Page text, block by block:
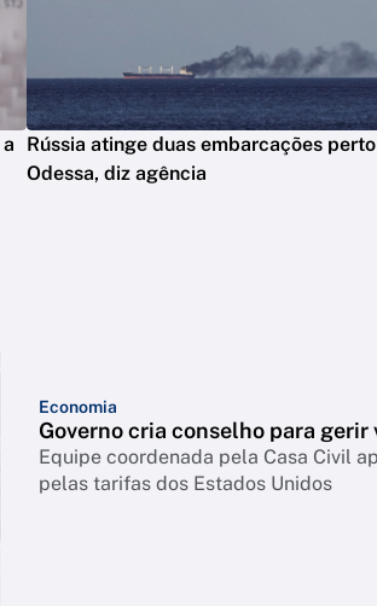
Rússia atinge duas embarcações
Odessa, diz agência
Economia
Governo cria conselho para
Equipe coordenada pela Casa Civil
pelas tarifas dos Estados Unidos